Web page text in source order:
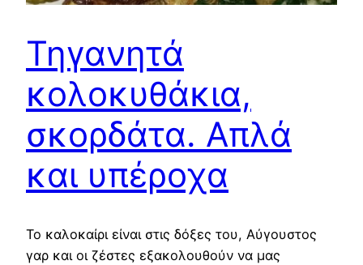
Τηγανητά
κολοκυθάκια,
σκορδάτα. Απλά
και υπέροχα
Το καλοκαίρι είναι στις δόξες του, Αύγουστος
γαρ και οι ζέστες εξακολουθούν να μας